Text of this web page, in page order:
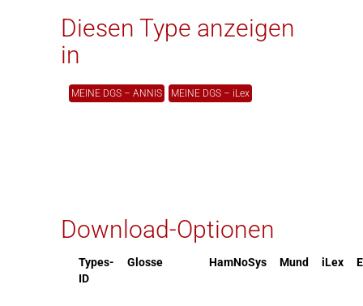
Diesen Type anzeigen
in
MEINE DGS – ANNIS MEINE DGS – iLex
Download-Optionen
Types-
ID
Glosse HamNoSys Mund iLex